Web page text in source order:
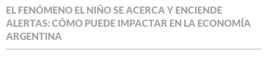
EL FENÓMENO EL NIÑO SE ACERCA Y ENCIENDE
ALERTAS: CÓMO PUEDE IMPACTAR EN LA ECONOMÍA
ARGENTINA